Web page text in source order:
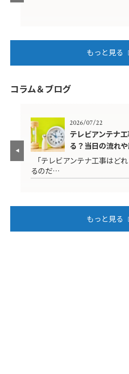
もっと見る
コラム＆ブログ
2026/07/22
テレビアンテナ
る？当日の流れ
「テレビアンテナ工事はど
るのだ…
もっと見る